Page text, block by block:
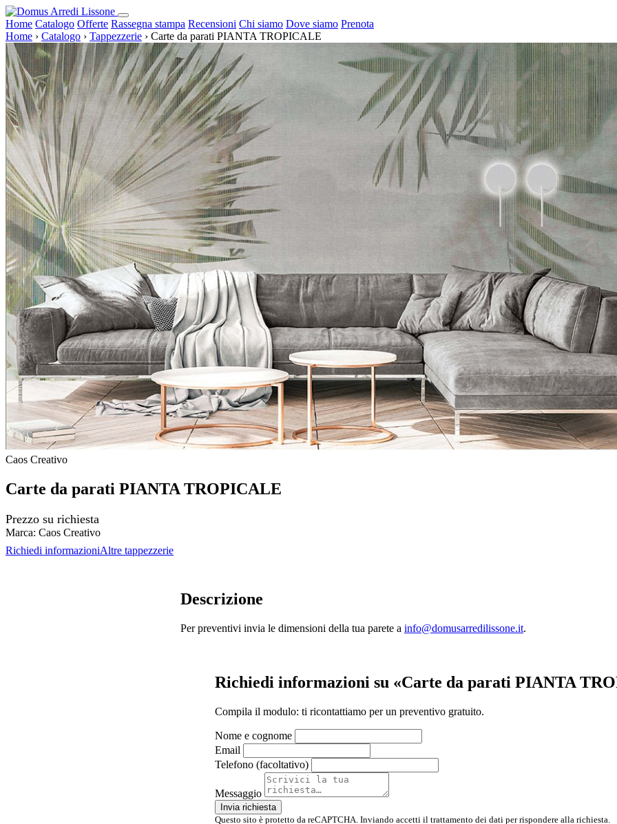
Home Catalogo Offerte Rassegna stampa Recensioni Chi siamo Dove siamo Prenota
Home › Catalogo › Tappezzerie › Carte da parati PIANTA TROPICALE
Caos Creativo
Carte da parati PIANTA TROPICALE
Prezzo su richiesta
Marca: Caos Creativo
Richiedi informazioniAltre tappezzerie
Descrizione
Per preventivi invia le dimensioni della tua parete a info@domusarredilissone.it.
Richiedi informazioni su «Carte da parati PIANTA
Compila il modulo: ti ricontattiamo per un preventivo gratuito.
Nome e cognome
Email
Telefono (facoltativo)
Messaggio
Invia richiesta
Questo sito è protetto da reCAPTCHA. Inviando accetti il trattamento dei dati per rispondere alla richiesta.